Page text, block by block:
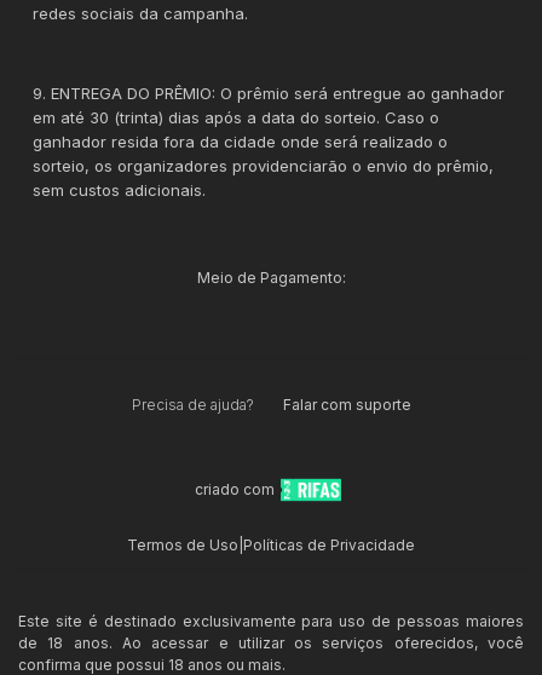
redes sociais da campanha.
9. ENTREGA DO PRÊMIO: O prêmio será entregue ao ganhador
em até 30 (trinta) dias após a data do sorteio. Caso o
ganhador resida fora da cidade onde será realizado o
sorteio, os organizadores providenciarão o envio do prêmio,
sem custos adicionais.
Meio de Pagamento:
Precisa de ajuda? Falar com suporte
criado com
Termos de Uso Políticas de Privacidade
Este site é destinado exclusivamente para uso de pessoas maiores
de 18 anos. Ao acessar e utilizar os serviços oferecidos, você
confirma que possui 18 anos ou mais.